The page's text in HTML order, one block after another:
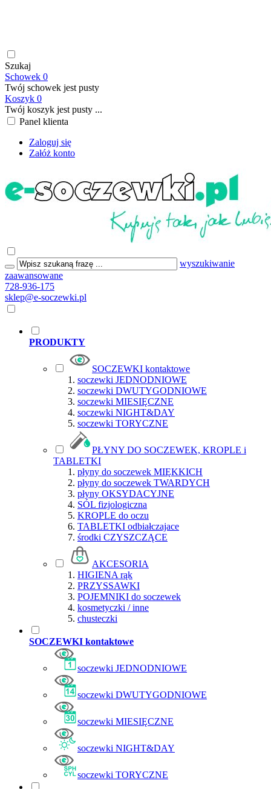
Szukaj
Schowek 0
Twój schowek jest pusty
Koszyk 0
Twój koszyk jest pusty ...
Panel klienta
Zaloguj się
Załóż konto
wyszukiwanie
zaawansowane
728-936-175
sklep@e-soczewki.pl
PRODUKTY
SOCZEWKI kontaktowe
soczewki JEDNODNIOWE
soczewki DWUTYGODNIOWE
soczewki MIESIĘCZNE
soczewki NIGHT&DAY
soczewki TORYCZNE
PŁYNY DO SOCZEWEK, KROPLE i
TABLETKI
płyny do soczewek MIĘKKICH
płyny do soczewek TWARDYCH
płyny OKSYDACYJNE
SÓL fizjologiczna
KROPLE do oczu
TABLETKI odbiałczajace
środki CZYSZCZĄCE
AKCESORIA
HIGIENA rąk
PRZYSSAWKI
POJEMNIKI do soczewek
kosmetyczki / inne
chusteczki
SOCZEWKI kontaktowe
soczewki JEDNODNIOWE
soczewki DWUTYGODNIOWE
soczewki MIESIĘCZNE
soczewki NIGHT&DAY
soczewki TORYCZNE